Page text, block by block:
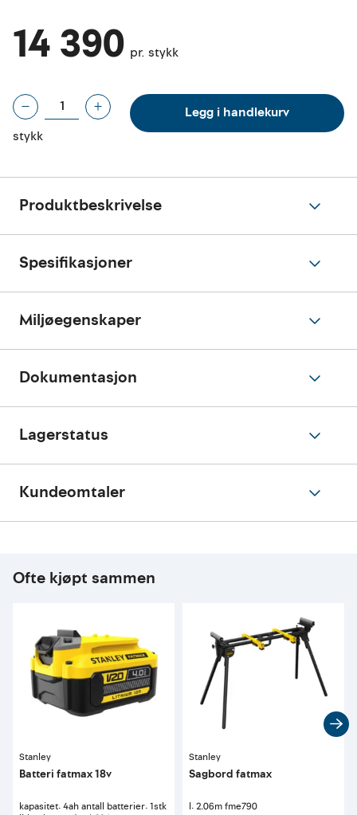
14 390 pr. stykk
stykk
Legg i handlekurv
Produktbeskrivelse
Spesifikasjoner
Miljøegenskaper
Dokumentasjon
Lagerstatus
Kundeomtaler
Ofte kjøpt sammen
Stanley
Batteri fatmax 18v
kapasitet: 4ah antall batterier: 1stk
Stanley
Sagbord fatmax
l: 2.06m fme790